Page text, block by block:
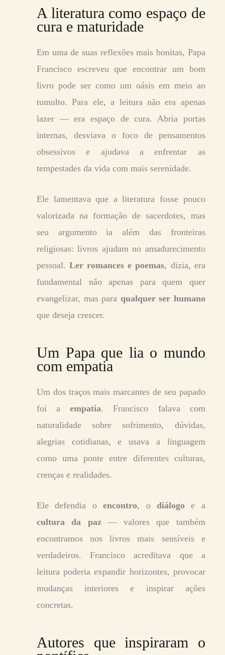
A literatura como espaço de
cura e maturidade
Em uma de suas reflexões mais bonitas, Papa
Francisco escreveu que encontrar um bom
livro pode ser como um oásis em meio ao
tumulto. Para ele, a leitura não era apenas
lazer — era espaço de cura. Abria portas
internas, desviava o foco de pensamentos
obsessivos e ajudava a enfrentar as
tempestades da vida com mais serenidade.
Ele lamentava que a literatura fosse pouco
valorizada na formação de sacerdotes, mas
seu argumento ia além das fronteiras
religiosas: livros ajudam no amadurecimento
pessoal.Ler romances e poemas, dizia, era
fundamental não apenas para quem quer
evangelizar, mas para qualquer ser humano
que deseja crescer.
Um Papa que lia o mundo
com empatia
Um dos traços mais marcantes de seu papado
foi aempatia. Francisco falava com
naturalidade sobre sofrimento, dúvidas,
alegrias cotidianas, e usava a linguagem
como uma ponte entre diferentes culturas,
crenças e realidades.
Ele defendia oencontro, o diálogoe a
cultura da paz— valores que também
encontramos nos livros mais sensíveis e
verdadeiros. Francisco acreditava que a
leitura poderia expandir horizontes, provocar
mudanças interiores e inspirar ações
concretas.
Autores que inspiraram o